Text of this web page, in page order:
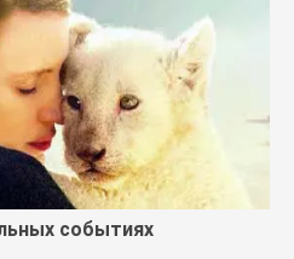
событиях